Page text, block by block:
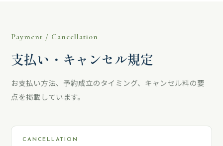
Payment / Cancellation
支払い・ キャンセル規定
お支払い方法、予約成立のタイミング、キャンセル料の要
点を掲載しています。
CANCELLATION